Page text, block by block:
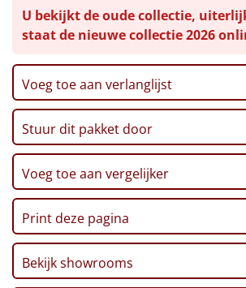
Leuke
Uniek
Alle thema's
Artikel
Hitster NIEUW
Pizzarette
Tas
Koekjes triple chocolate, 150 gr
Thee, 30 gr
Mallow trees, 140 gr
XXL Pretzel sticks, 200 gr
Pasta, penne rigate, 300 gr
Tomatensaus passata, 330 gr
Twix white, 46 gr
Voucher Fletcher hotel
Voucher PonyparkCity
Kerstkaart
Verpakt in een feestelijke
U bekijkt de oude collectie,
staat de nieuwe collectie 2026
Voeg toe aan verlanglijst
Stuur dit pakket door
Voeg toe aan vergelijker
Print deze pagina
Bekijk showrooms